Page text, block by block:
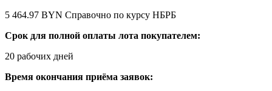
5 464.97 BYN Справочно по курсу НБРБ
Срок для полной оплаты лота покупателем:
20 рабочих дней
Время окончания приёма заявок: